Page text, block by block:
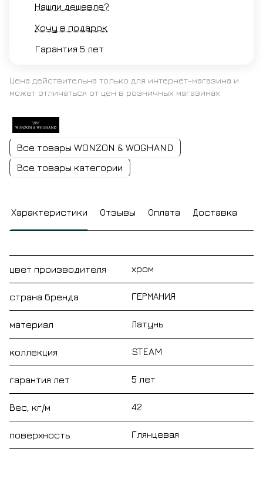
Нашли дешевле?
Хочу в подарок
Гарантия 5 лет
Цена действительна только для интернет-магазина и
может отличаться от цен в розничных магазинах
Все товары WONZON & WOGHAND
Все товары категории
Характеристики Отзывы Оплата Доставка
цвет производителя хром
страна бренда ГЕРМАНИЯ
материал Латунь
коллекция STEAM
гарантия лет 5 лет
Вес, кг/м 42
поверхность Глянцевая